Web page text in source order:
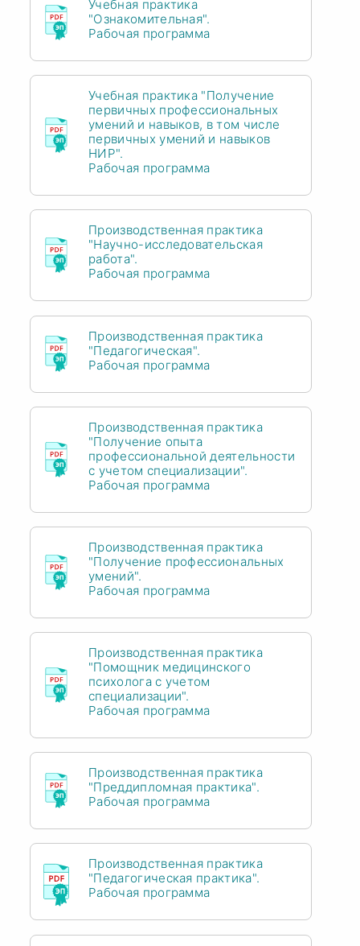
Учебная практика
"Ознакомительная".
Рабочая программа
Учебная практика "Получение
первичных профессиональных
умений и навыков, в том числе
первичных умений и навыков
НИР".
Рабочая программа
Производственная практика
"Научно-исследовательская
работа".
Рабочая программа
Производственная практика
"Педагогическая".
Рабочая программа
Производственная практика
"Получение опыта
профессиональной деятельности
с учетом специализации".
Рабочая программа
Производственная практика
"Получение профессиональных
умений".
Рабочая программа
Производственная практика
"Помощник медицинского
психолога с учетом
специализации".
Рабочая программа
Производственная практика
"Преддипломная практика".
Рабочая программа
Производственная практика
"Педагогическая практика".
Рабочая программа